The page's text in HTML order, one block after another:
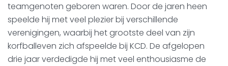
teamgenoten geboren waren. Door de jaren heen
speelde hij met veel plezier bij verschillende
verenigingen, waarbij het grootste deel van zijn
korfballeven zich afspeelde bij KCD. De afgelopen
drie jaar verdedigde hij met veel enthousiasme de